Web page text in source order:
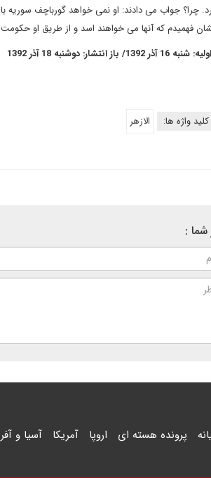
چرا؟ جواب می دادند: او نمی خواهد گورباچف
فهمیدم که آنها می خواهند اسد و از طریق او
باز انتشار: دوشنبه 18 آذر 1392
کلید واژه ها: الازهر
شما :
پرونده هسته ای اروپا آمریکا آسیا و